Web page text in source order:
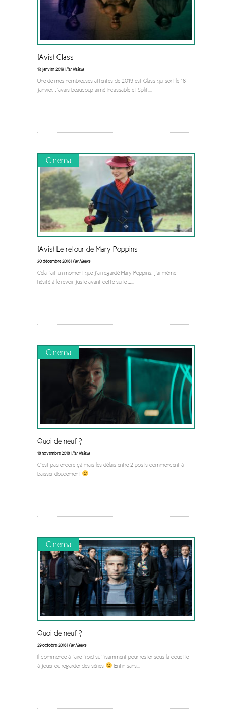
[Avis] Glass
13 janvier 2019 |Par Nalexa
Une de mes nombreuses attentes de 2019 est Glass qui sort le 16
janvier. J’avais beaucoup aimé Incassable et Split....
Cinéma
[Avis] Le retour de Mary Poppins
30 décembre 2018 |Par Nalexa
Cela fait un moment que j’ai regardé Mary Poppins, j’ai même
hésité à le revoir juste avant cette suite …...
Cinéma
Quoi de neuf ?
18 novembre 2018 |Par Nalexa
C’est pas encore çà mais les délais entre 2 posts commencent à
baisser doucement
Cinéma
Quoi de neuf ?
29 octobre 2018 |Par Nalexa
Il commence à faire froid suffisamment pour rester sous la couette
à jouer ou regarder des séries
Enfin sans...